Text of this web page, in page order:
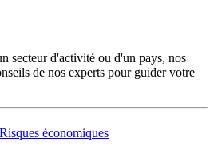
secteur d'activité ou d'un pays, nos
de nos experts pour guider votre
économiques